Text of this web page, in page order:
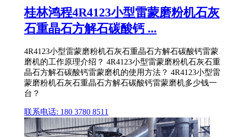
桂林鸿程4R4123小型雷蒙磨粉机石灰
石重晶石方解石碳酸钙 ...
4R4123小型雷蒙磨粉机石灰石重晶石方解石碳酸钙雷蒙
磨机的工作原理介绍？ 4R4123小型雷蒙磨粉机石灰石重
晶石方解石碳酸钙雷蒙磨机的使用方法？ 4R4123小型雷
蒙磨粉机石灰石重晶石方解石碳酸钙雷蒙磨机多少钱一
台？
联系电话: 180 3780 8511